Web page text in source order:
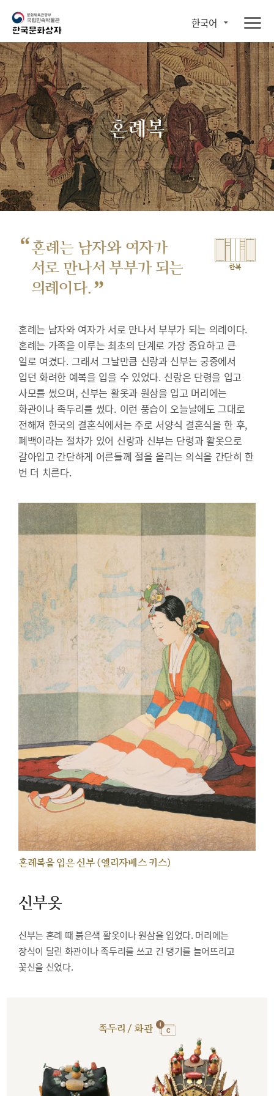
한국어
혼례복
“혼례는 남자와 여자가
서로 만나서 부부가 되는
의례이다. ”
한복
혼례는 남자와 여자가 서로 만나서 부부가 되는 의례이다.
혼례는 가족을 이루는 최초의 단계로 가장 중요하고 큰
일로 여겼다. 그래서 그날만큼 신랑과 신부는 궁중에서
입던 화려한 예복을 입을 수 있었다. 신랑은 단령을 입고
사모를 썼으며, 신부는 활옷과 원삼을 입고 머리에는
화관이나 족두리를 썼다. 이런 풍습이 오늘날에도 그대로
전해져 한국의 결혼식에서는 주로 서양식 결혼식을 한 후,
폐백이라는 절차가 있어 신랑과 신부는 단령과 활옷으로
갈아입고 간단하게 어른들께 절을 올리는 의식을 간단히 한
번 더 치른다.
혼례복을 입은 신부 (엘리자베스 키스)
신부옷
신부는 혼례 때 붉은색 활옷이나 원삼을 입었다. 머리에는
장식이 달린 화관이나 족두리를 쓰고 긴 댕기를 늘어뜨리고
꽃신을 신었다.
족두리 / 화관